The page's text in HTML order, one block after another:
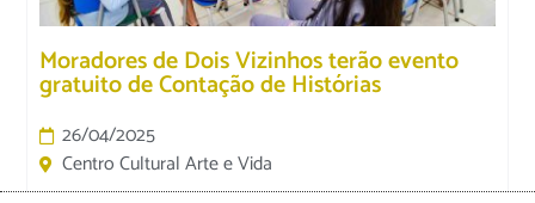
Moradores de Dois Vizinhos terão evento
gratuito de Contação de Histórias
26/04/2025
Centro Cultural Arte e Vida